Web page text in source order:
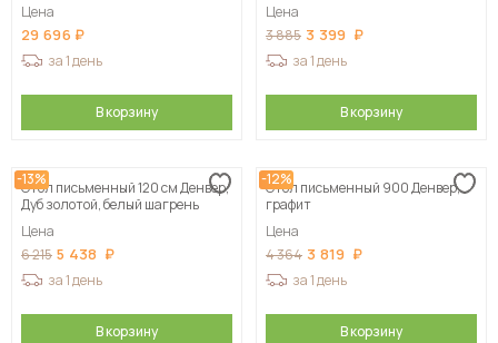
Цена
29 696
за 1 день
В корзину
Цена
3 885 3 399
за 1 день
В корзину
-13%
Стол письменный 120 см Денвер,
Дуб золотой, белый шагрень
Цена
6 215 5 438
за 1 день
В корзину
-12%
Стол письменный 900 Денвер,
графит
Цена
4 364 3 819
за 1 день
В корзину